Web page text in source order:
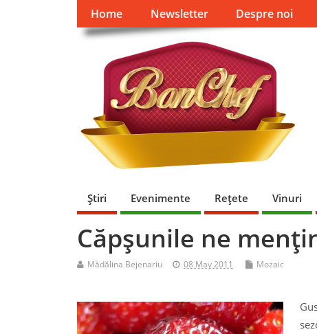
Home Newsletter Despre noi
Ştiri Evenimente Reţete Vinuri
Căpşunile ne
Mădălina Bejenariu 08 May 2011 Mozaic